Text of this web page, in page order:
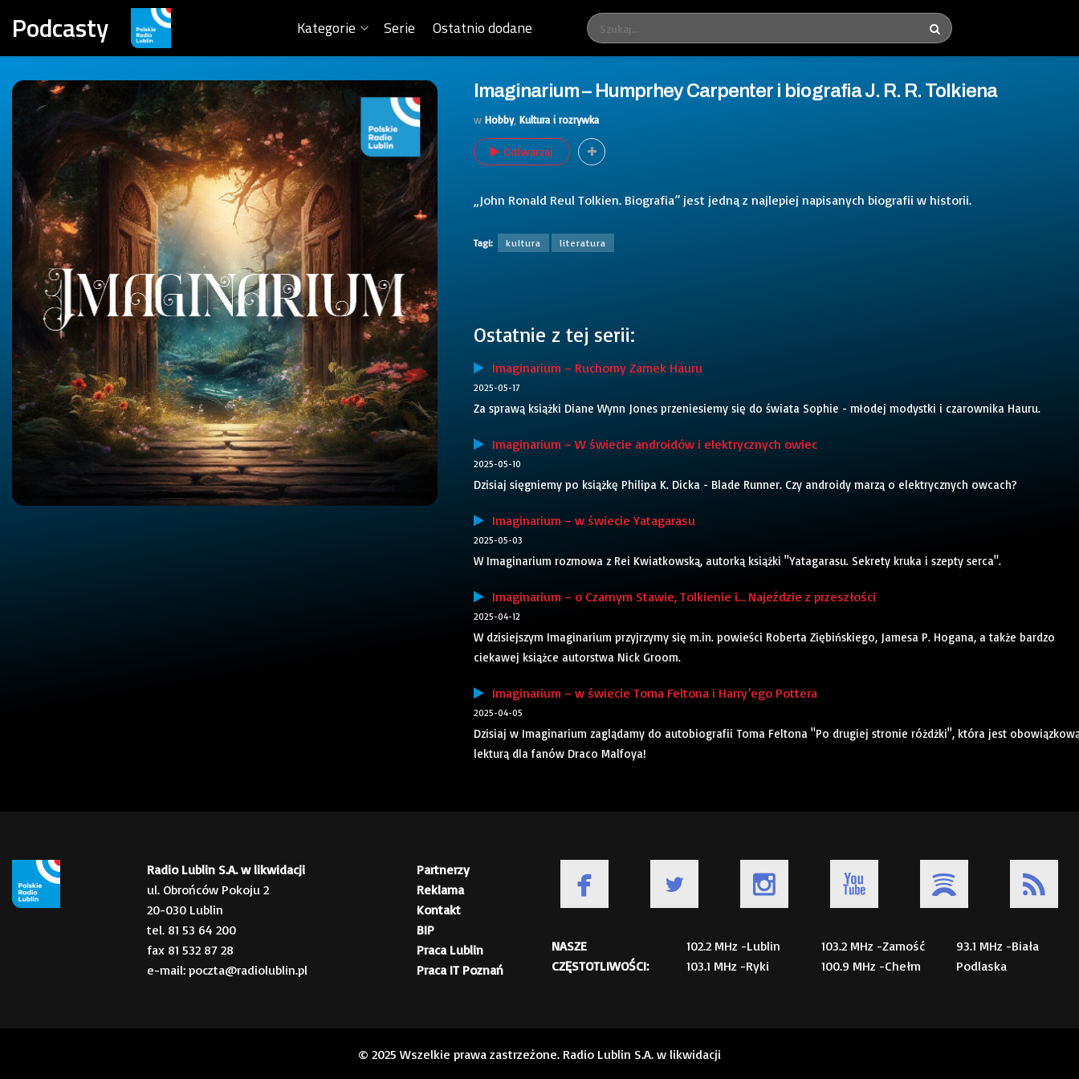
Podcasty Kategorie Serie Ostatnio dodane
Imaginarium – Humprhey Carpenter i biografia J. R. R. Tolkiena
w Hobby, Kultura i rozrywka
Odtwarzaj
„John Ronald Reul Tolkien. Biografia” jest jedną z najlepiej napisanych biografii w historii.
Tagi: kultura literatura
Ostatnie z tej serii:
Imaginarium – Ruchomy Zamek Hauru
2025-05-17
Za sprawą książki Diane Wynn Jones przeniesiemy się do świata Sophie - młodej modystki i czarownika Hauru.
Imaginarium – W świecie androidów i elektrycznych owiec
2025-05-10
Dzisiaj sięgniemy po książkę Philipa K. Dicka - Blade Runner. Czy androidy marzą o elektrycznych owcach?
Imaginarium – w świecie Yatagarasu
2025-05-03
W Imaginarium rozmowa z Rei Kwiatkowską, autorką książki "Yatagarasu. Sekrety kruka i szepty serca".
Imaginarium – o Czarnym Stawie, Tolkienie i… Najeździe z przeszłości
2025-04-12
W dzisiejszym Imaginarium przyjrzymy się m.in. powieści Roberta Ziębińskiego, Jamesa P. Hogana, a także bardzo
ciekawej książce autorstwa Nick Groom.
Imaginarium – w świecie Toma Feltona i Harry’ego Pottera
2025-04-05
Dzisiaj w Imaginarium zaglądamy do autobiografii Toma Feltona "Po drugiej stronie różdżki", która jest
lekturą dla fanów Draco Malfoya!
Radio Lublin S.A. w likwidacji
ul. Obrońców Pokoju 2
20-030 Lublin
tel. 81 53 64 200
fax 81 532 87 28
e-mail: poczta@radiolublin.pl
Partnerzy
Reklama
Kontakt
BIP
Praca Lublin
Praca IT Poznań
NASZE
CZĘSTOTLIWOŚCI:
102.2 MHz -Lublin
103.1 MHz -Ryki
103.2 MHz -Zamość
100.9 MHz -Chełm
93.1 MHz -Biała
Podlaska
© 2025 Wszelkie prawa zastrzeżone. Radio Lublin S.A. w likwidacji